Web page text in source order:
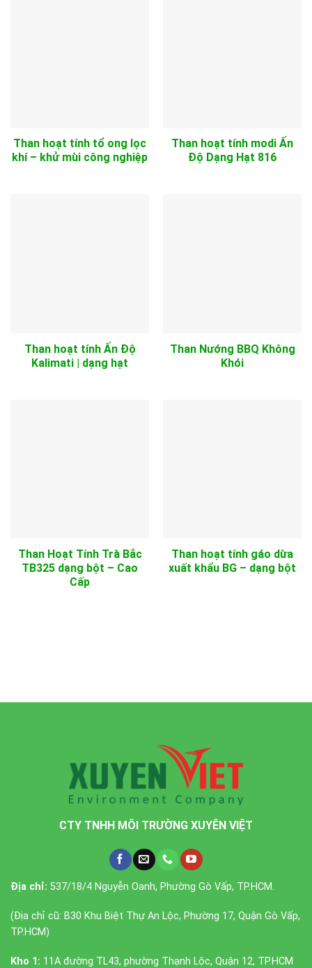
Than hoạt tính tổ ong lọc
khí – khử mùi công nghiệp
Than hoạt tính modi Ấn
Độ Dạng Hạt 816
Than hoạt tính Ấn Độ
Kalimati | dạng hạt
Than Nướng BBQ Không
Khói
Than Hoạt Tính Trà Bắc
TB325 dạng bột – Cao
Cấp
Than hoạt tính gáo dừa
xuất khẩu BG – dạng bột
CTY TNHH MÔI TRƯỜNG XUYÊN VIỆT
Địa chỉ: 537/18/4 Nguyễn Oanh, Phường Gò Vấp, TP.HCM.
(Địa chỉ cũ: B30 Khu Biệt Thự An Lộc, Phường 17, Quận Gò Vấp,
TP.HCM)
Kho 1: 11A đường TL43, phường Thạnh Lộc, Quận 12, TP.HCM